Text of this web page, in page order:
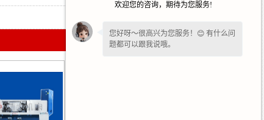
欢迎您的咨询，期待为您服务!
您好呀～很高兴为您服务！😊 有什么问
题都可以跟我说哦。